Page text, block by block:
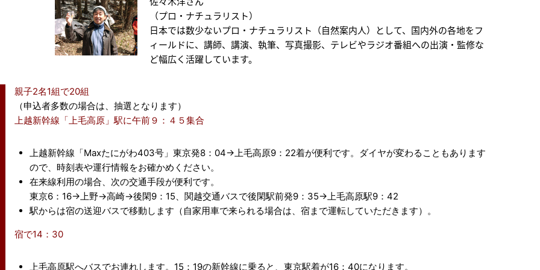
（プロ・ナチュラリスト）
日本では数少ないプロ・ナチュラリスト（自然案内人）として、国内外の各地をフ
ィールドに、講師、講演、執筆、写真撮影、テレビやラジオ番組への出演・監修な
ど幅広く活躍しています。
親子2名1組で20組
（申込者多数の場合は、抽選となります）
上越新幹線「上毛高原」駅に午前９：４５集合
上越新幹線「Maxたにがわ403号」東京発8：04→上毛高原9：22着が便利です。ダイヤが変わることもあります
ので、時刻表や運行情報をお確かめください。
在来線利用の場合、次の交通手段が便利です。
東京6：16→上野→高崎→後閑9：15、関越交通バスで後閑駅前発9：35→上毛高原駅9：42
駅からは宿の送迎バスで移動します（自家用車で来られる場合は、宿まで運転していただきます）。
宿で14：30
上毛高原駅へバスでお連れします。15：19の新幹線に乗ると、東京駅着が16：40になります。